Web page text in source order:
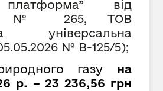
від
№ 265, ТОВ
універсальна
.05.2026 № В-125/5);
газу на
р. – 23 236,56 грн